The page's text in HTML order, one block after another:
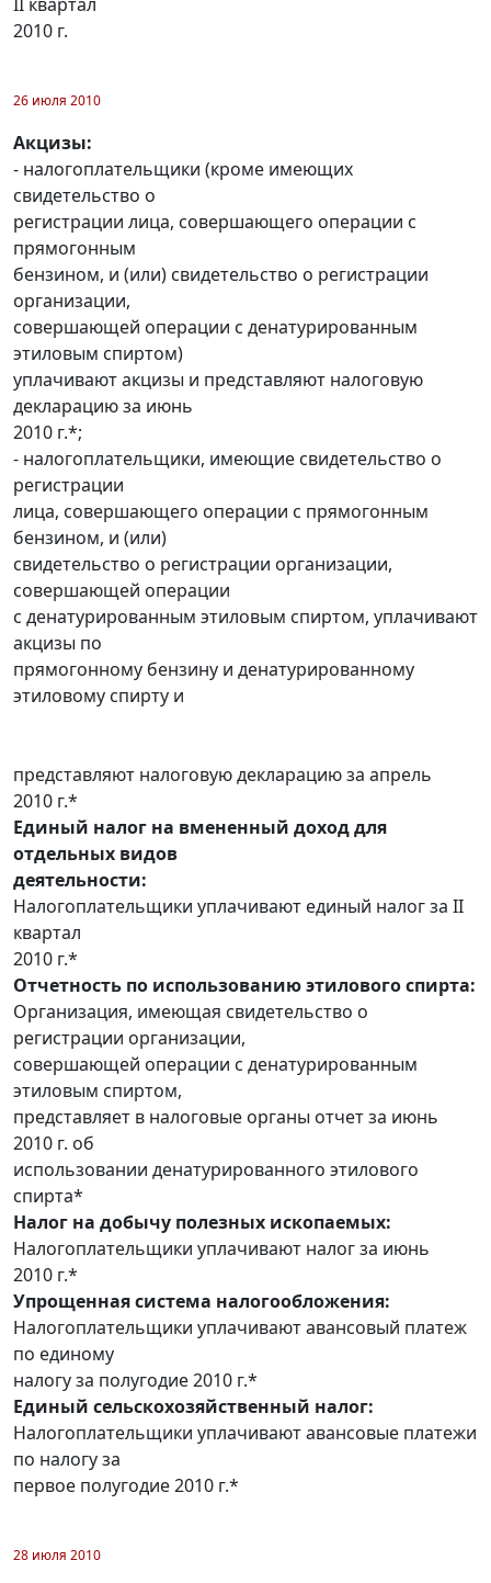
2010 г.
26 июля 2010
Акцизы:
- налогоплательщики (кроме имеющих
свидетельство о
регистрации лица, совершающего операции с
прямогонным
бензином, и (или) свидетельство о регистрации
организации,
совершающей операции с денатурированным
этиловым спиртом)
уплачивают акцизы и представляют налоговую
декларацию за июнь
2010 г.*;
- налогоплательщики, имеющие свидетельство о
регистрации
лица, совершающего операции с прямогонным
бензином, и (или)
свидетельство о регистрации организации,
совершающей операции
с денатурированным этиловым спиртом, уплачивают
акцизы по
прямогонному бензину и денатурированному
этиловому спирту и
представляют налоговую декларацию за апрель
2010 г.*
Единый налог на вмененный доход для
отдельных видов
деятельности:
Налогоплательщики уплачивают единый налог за II
квартал
2010 г.*
Отчетность по использованию этилового спирта:
Организация, имеющая свидетельство о
регистрации организации,
совершающей операции с денатурированным
этиловым спиртом,
представляет в налоговые органы отчет за июнь
2010 г. об
использовании денатурированного этилового
спирта*
Налог на добычу полезных ископаемых:
Налогоплательщики уплачивают налог за июнь
2010 г.*
Упрощенная система налогообложения:
Налогоплательщики уплачивают авансовый платеж
по единому
налогу за полугодие 2010 г.*
Единый сельскохозяйственный налог:
Налогоплательщики уплачивают авансовые платежи
по налогу за
первое полугодие 2010 г.*
28 июля 2010